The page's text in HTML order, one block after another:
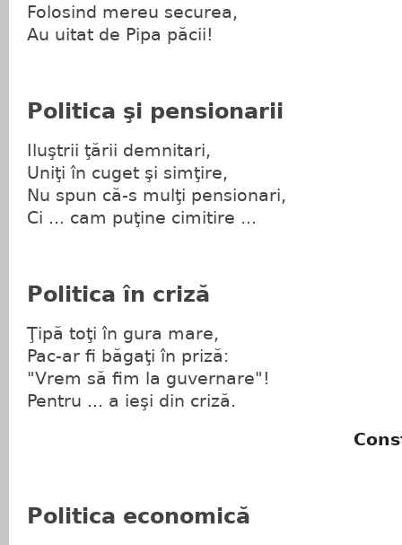
Folosind mereu securea,
Au uitat de Pipa păcii!
Politica şi pensionarii
Iluştrii ţării demnitari,
Uniţi în cuget şi simţire,
Nu spun că-s mulţi pensionari,
Ci ... cam puţine cimitire ...
Politica în criză
Ţipă toţi în gura mare,
Pac-ar fi băgaţi în priză:
"Vrem să fim la guvernare"!
Pentru ... a ieşi din criză.
Politica economică